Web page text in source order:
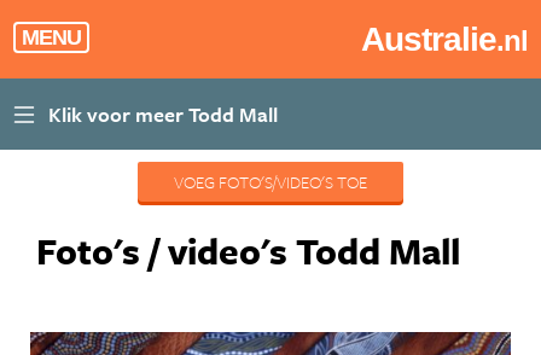
MENU Australie.nl
VOEG FOTO'S/VIDEO'S TOE
Foto's / video's Todd Mall